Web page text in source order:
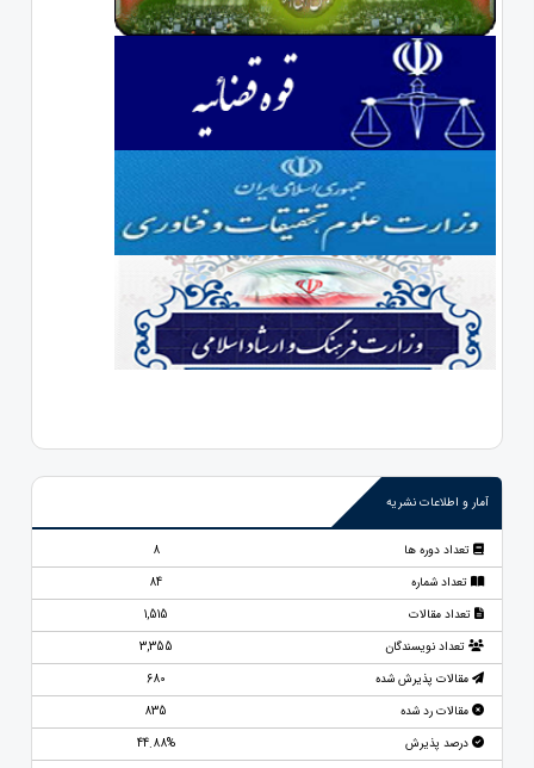
آمار و اطلاعات نشریه
تعداد دوره ها
8
تعداد شماره
84
تعداد مقالات
1,515
تعداد نویسندگان
3,355
مقالات پذیرش شده
680
مقالات رد شده
835
درصد پذیرش
44.88%